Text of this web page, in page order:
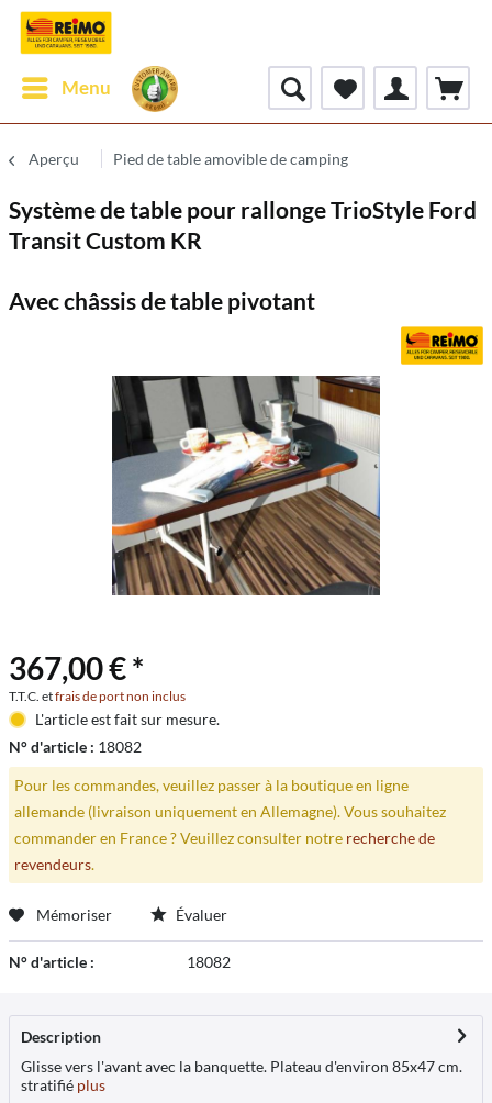
Menu
Aperçu Pied de table amovible de camping
Système de table pour rallonge TrioStyle Ford
Transit Custom KR
Avec châssis de table pivotant
367,00 € *
T.T.C. etfrais de port non inclus
L'article est fait sur mesure.
N° d'article : 18082
Pour les commandes, veuillez passer à la boutique en ligne
allemande (livraison uniquement en Allemagne). Vous souhaitez
commander en France ? Veuillez consulter notre recherche de
revendeurs.
Mémoriser Évaluer
N° d'article : 18082
Description
Glisse vers l'avant avec la banquette. Plateau d'environ 85x47 cm.
stratifié plus